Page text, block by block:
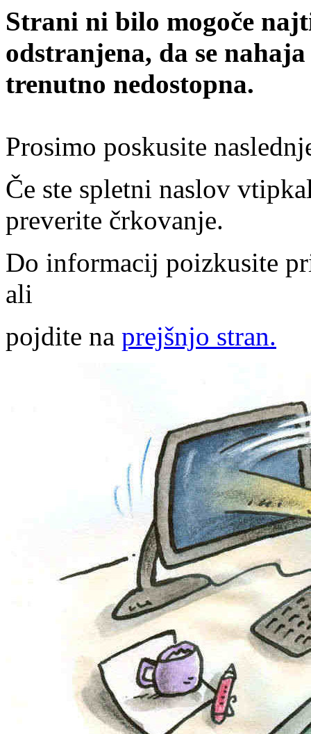
Strani ni bilo mogoče
odstranjena, da se
trenutno nedostopna.
Prosimo poskusite
Če ste spletni naslov
preverite črkovanje.
Do informacij poizkusite
ali
pojdite na prejšnjo stran.